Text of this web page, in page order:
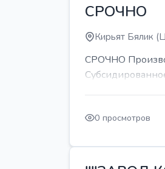
СРОЧНО
Кирьят Бялик
СРОЧНО
0 просмотров